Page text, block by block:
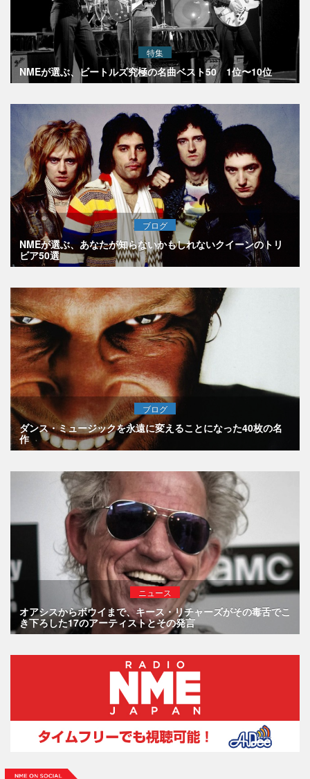
特集
NMEが選ぶ、ビートルズ究極の名曲ベスト50 1位〜10位
ブログ
NMEが選ぶ、あなたが知らないかもしれないクイーンのトリ
ビア50選
ブログ
ダンス・ミュージックを永遠に変えることになった40枚の名
作
ニュース
オアシスからボウイまで、キース・リチャーズがその毒舌でこ
き下ろした17のアーティストとその発言